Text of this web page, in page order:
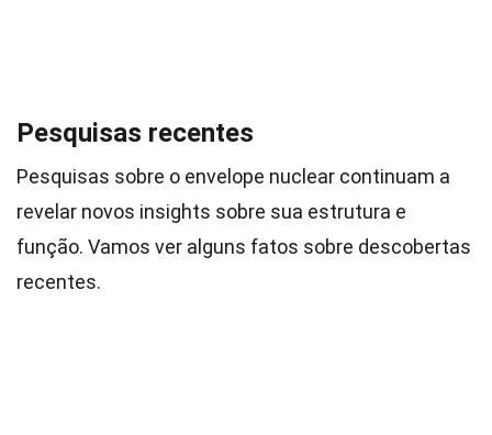
Pesquisas recentes
Pesquisas sobre o envelope nuclear continuam a
revelar novos insights sobre sua estrutura e
função. Vamos ver alguns fatos sobre descobertas
recentes.